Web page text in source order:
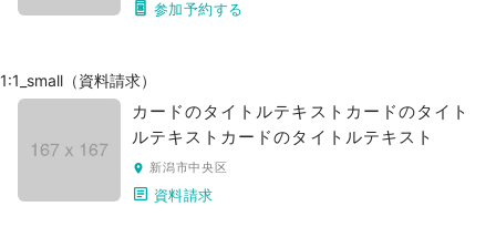
参加予約する
1:1_small（資料請求）
カードのタイトルテキストカードのタイト
ルテキストカードのタイトルテキスト
新潟市中央区
資料請求